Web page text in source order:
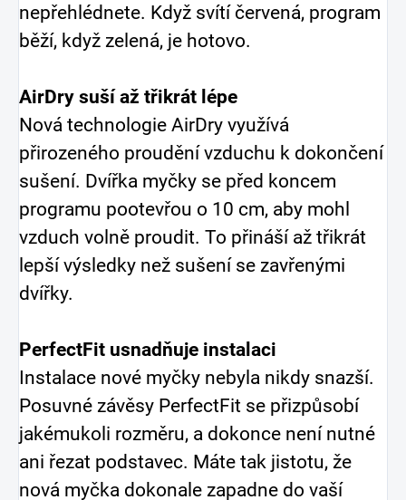
nepřehlédnete. Když svítí červená, program
běží, když zelená, je hotovo.
AirDry suší až třikrát lépe
Nová technologie AirDry využívá
přirozeného proudění vzduchu k dokončení
sušení. Dvířka myčky se před koncem
programu pootevřou o 10 cm, aby mohl
vzduch volně proudit. To přináší až třikrát
lepší výsledky než sušení se zavřenými
dvířky.
PerfectFit usnadňuje instalaci
Instalace nové myčky nebyla nikdy snazší.
Posuvné závěsy PerfectFit se přizpůsobí
jakémukoli rozměru, a dokonce není nutné
ani řezat podstavec. Máte tak jistotu, že
nová myčka dokonale zapadne do vaší